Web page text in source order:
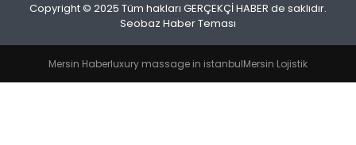
Copyright © 2025 Tüm hakları GERÇEKÇİ HABER de saklıdır.
Seobaz Haber Teması
Mersin Haberluxury massage in istanbulMersin Lojistik